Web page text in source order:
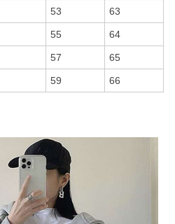
53 63
55 64
57 65
59 66